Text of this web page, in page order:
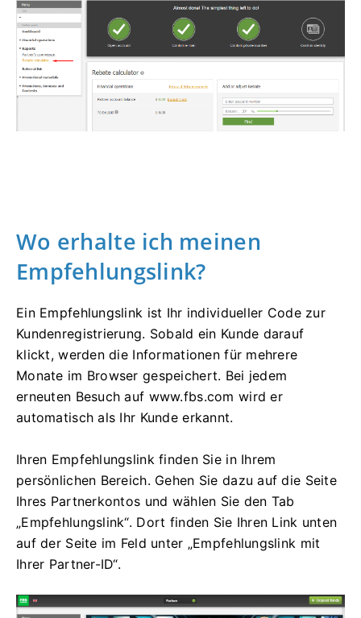
Wo erhalte ich meinen
Empfehlungslink?
Ein Empfehlungslink ist Ihr individueller Code zur
Kundenregistrierung. Sobald ein Kunde darauf
klickt, werden die Informationen für mehrere
Monate im Browser gespeichert. Bei jedem
erneuten Besuch auf www.fbs.com wird er
automatisch als Ihr Kunde erkannt.
Ihren Empfehlungslink finden Sie in Ihrem
persönlichen Bereich. Gehen Sie dazu auf die Seite
Ihres Partnerkontos und wählen Sie den Tab
„Empfehlungslink“. Dort finden Sie Ihren Link unten
auf der Seite im Feld unter „Empfehlungslink mit
Ihrer Partner-ID“.